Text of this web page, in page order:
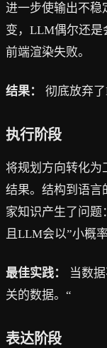
进一步使输出不稳
变，LLM偶尔还是
前端渲染失败。
结果： 彻底放弃
执行阶段
将规划方向转化为
结果。结构到语言
家知识产生了问题
且LLM会以”小概
最佳实践：
当数
关的数据。“
表达阶段